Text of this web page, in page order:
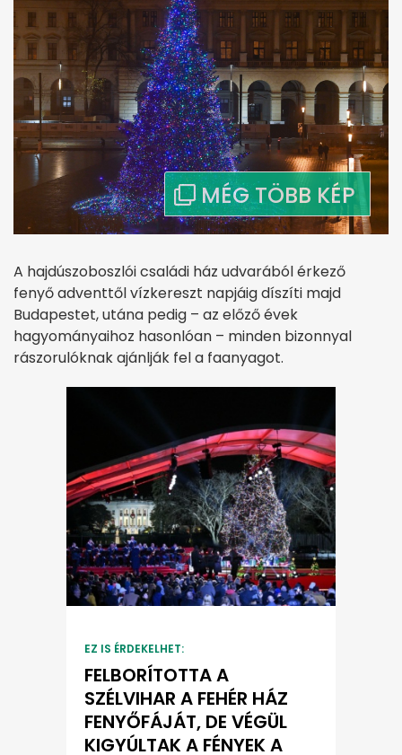
A hajdúszoboszlói családi ház udvarából érkező
fenyő adventtől vízkereszt napjáig díszíti majd
Budapestet, utána pedig – az előző évek
hagyományaihoz hasonlóan – minden bizonnyal
rászorulóknak ajánlják fel a faanyagot.
EZ IS ÉRDEKELHET:
FELBORÍTOTTA A
SZÉLVIHAR A FEHÉR HÁZ
FENYŐFÁJÁT, DE VÉGÜL
KIGYÚLTAK A FÉNYEK A